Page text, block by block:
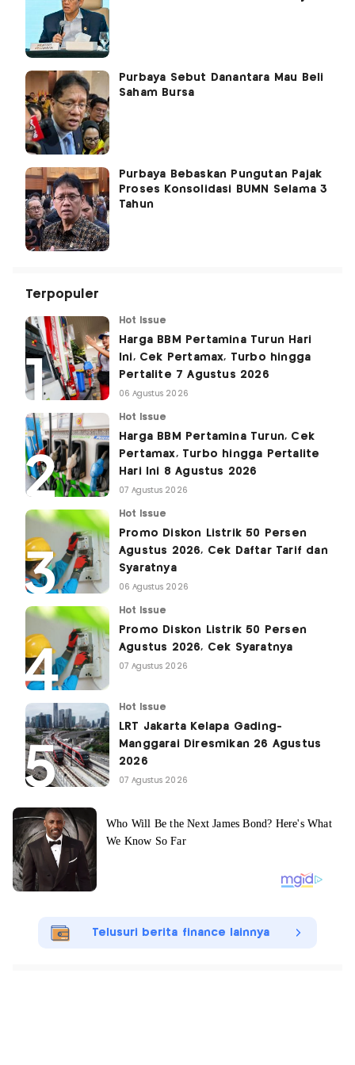
Purbaya Sebut Danantara Mau Beli
Saham Bursa
Purbaya Bebaskan Pungutan Pajak
Proses Konsolidasi BUMN Selama 3
Tahun
Terpopuler
Hot Issue
Harga BBM Pertamina Turun Hari
Ini, Cek Pertamax, Turbo hingga
Pertalite 7 Agustus 2026
06 Agustus 2026
Hot Issue
Harga BBM Pertamina Turun, Cek
Pertamax, Turbo hingga Pertalite
Hari Ini 8 Agustus 2026
07 Agustus 2026
Hot Issue
Promo Diskon Listrik 50 Persen
Agustus 2026, Cek Daftar Tarif dan
Syaratnya
06 Agustus 2026
Hot Issue
Promo Diskon Listrik 50 Persen
Agustus 2026, Cek Syaratnya
07 Agustus 2026
Hot Issue
LRT Jakarta Kelapa Gading-
Manggarai Diresmikan 26 Agustus
2026
07 Agustus 2026
Telusuri berita finance lainnya